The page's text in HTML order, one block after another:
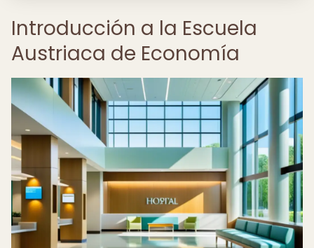
Introducción a la Escuela
Austriaca de Economía